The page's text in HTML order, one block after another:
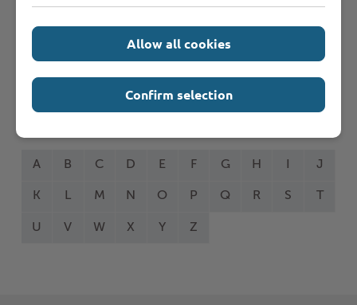
Formulare
A B C D E F G H J
K L M N O P Q R S T
U V W X Y Z
Allow all cookies
Confirm selection